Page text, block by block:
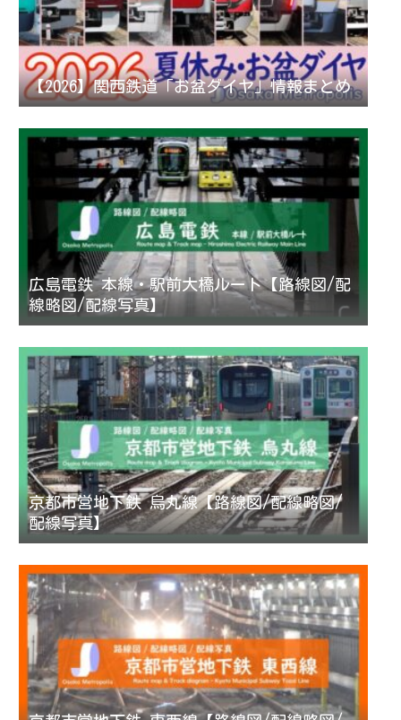
【2026】関西鉄道「お盆ダイヤ」情報まとめ
広島電鉄 本線・駅前大橋ルート【路線図/配
線略図/配線写真】
京都市営地下鉄 烏丸線【路線図/配線略図/
配線写真】